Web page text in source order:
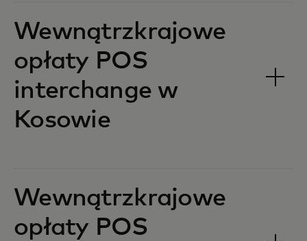
Wewnątrzkrajowe
opłaty POS
interchange w
Kosowie‎‎
Wewnątrzkrajowe
opłaty POS